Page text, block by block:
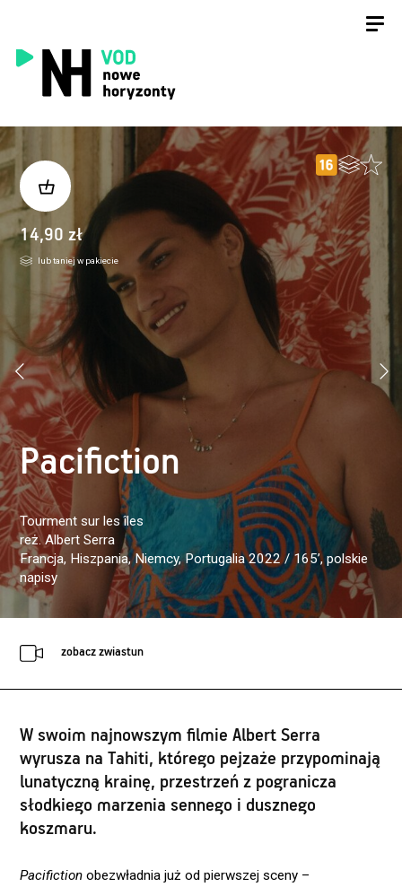
14,90 zł
lub taniej w pakiecie
Pacifiction
Tourment sur les îles
reż. Albert Serra
Francja, Hiszpania, Niemcy, Portugalia 2022 / 165’, polskie
napisy
zobacz zwiastun
W swoim najnowszym filmie Albert Serra
wyrusza na Tahiti, którego pejzaże przypominają
lunatyczną krainę, przestrzeń z pogranicza
słodkiego marzenia sennego i dusznego
koszmaru.
Pacifiction obezwładnia już od pierwszej sceny –